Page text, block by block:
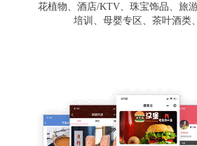
花植物、酒店/KTV、珠宝饰品、旅
培训、母婴专区、茶叶酒类